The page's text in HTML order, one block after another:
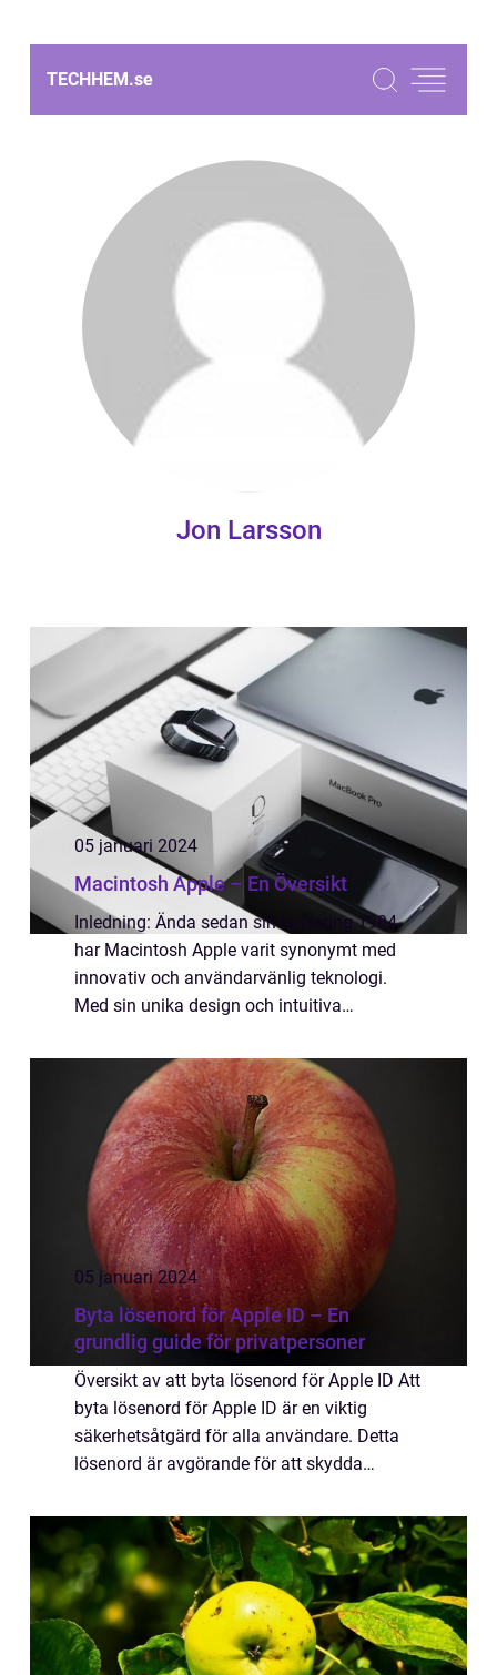
TECHHEM.se
Jon Larsson
05 januari 2024
Macintosh Apple – En Översikt
Inledning: Ända sedan sin lansering 1984
har Macintosh Apple varit synonymt med
innovativ och användarvänlig teknologi.
Med sin unika design och intuitiva
erövrat marknaden och skapat en trogen
05 januari 2024
Byta lösenord för Apple ID – En
grundlig guide för privatpersoner
Översikt av att byta lösenord för Apple ID Att
byta lösenord för Apple ID är en viktig
säkerhetsåtgärd för alla användare. Detta
lösenord är avgörande för att skydda
appar på Apple-enheter. Genom att byta
löseno...